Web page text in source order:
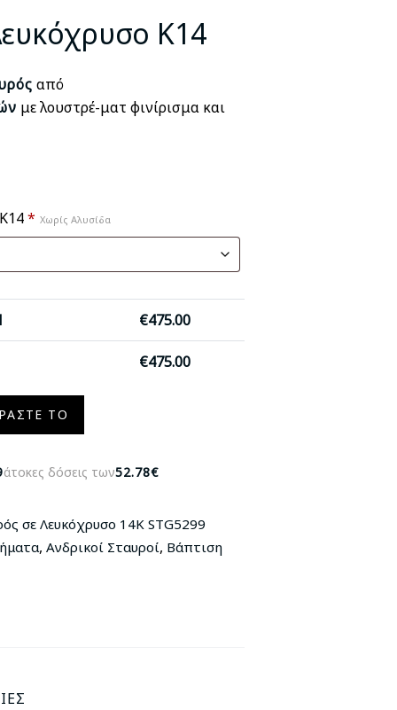
Κ14
από
με λουστρέ-ματ φινίρισμα και
* Χωρίς Αλυσίδα
€475.00
€475.00
ΤΟ
άτοκες δόσεις των52.78€
σε Λευκόχρυσο 14Κ STG5299
, Ανδρικοί Σταυροί, Βάπτιση